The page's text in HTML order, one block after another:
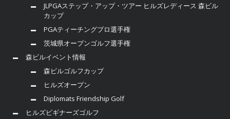
JLPGAステップ・アップ・ツアー ヒルズレディース 森ビル
カップ
PGAティーチングプロ選手権
茨城県オープンゴルフ選手権
森ビルイベント情報
森ビルゴルフカップ
ヒルズオープン
Diplomats Friendship Golf
ヒルズビギナーズゴルフ